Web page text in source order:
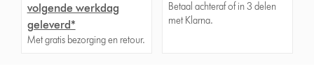
volgende werkdag
geleverd*
Met gratis bezorging en retour.
Betaal achteraf of in 3 delen
met Klarna.